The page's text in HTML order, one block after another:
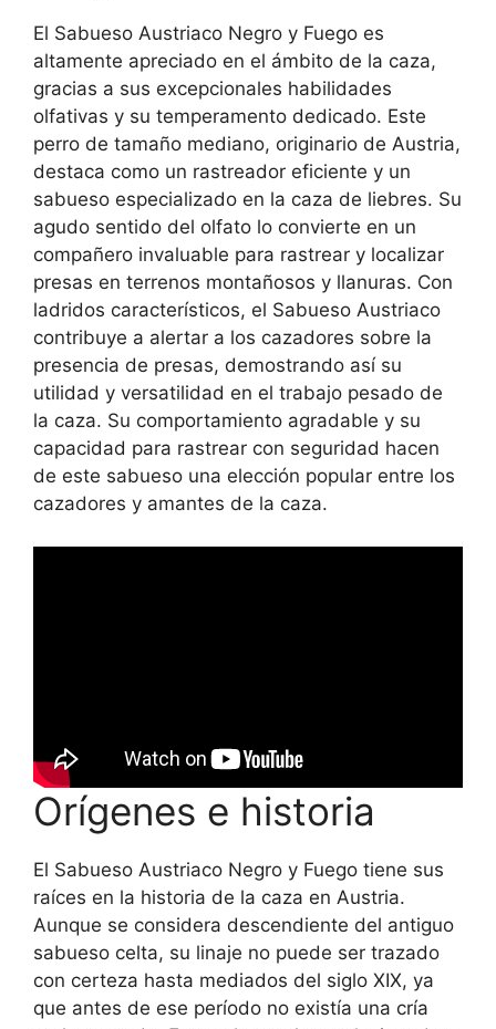
El Sabueso Austriaco Negro y Fuego es
altamente apreciado en el ámbito de la caza,
gracias a sus excepcionales habilidades
olfativas y su temperamento dedicado. Este
perro de tamaño mediano, originario de Austria,
destaca como un rastreador eficiente y un
sabueso especializado en la caza de liebres. Su
agudo sentido del olfato lo convierte en un
compañero invaluable para rastrear y localizar
presas en terrenos montañosos y llanuras. Con
ladridos característicos, el Sabueso Austriaco
contribuye a alertar a los cazadores sobre la
presencia de presas, demostrando así su
utilidad y versatilidad en el trabajo pesado de
la caza. Su comportamiento agradable y su
capacidad para rastrear con seguridad hacen
de este sabueso una elección popular entre los
cazadores y amantes de la caza.
Orígenes e historia
El Sabueso Austriaco Negro y Fuego tiene sus
raíces en la historia de la caza en Austria.
Aunque se considera descendiente del antiguo
sabueso celta, su linaje no puede ser trazado
con certeza hasta mediados del siglo XIX, ya
que antes de ese período no existía una cría